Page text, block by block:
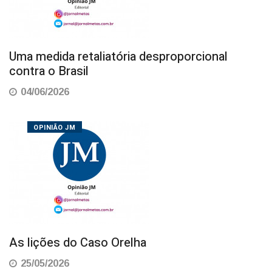
Uma medida retaliatória desproporcional
contra o Brasil
04/06/2026
OPINIÃO JM
As lições do Caso Orelha
25/05/2026